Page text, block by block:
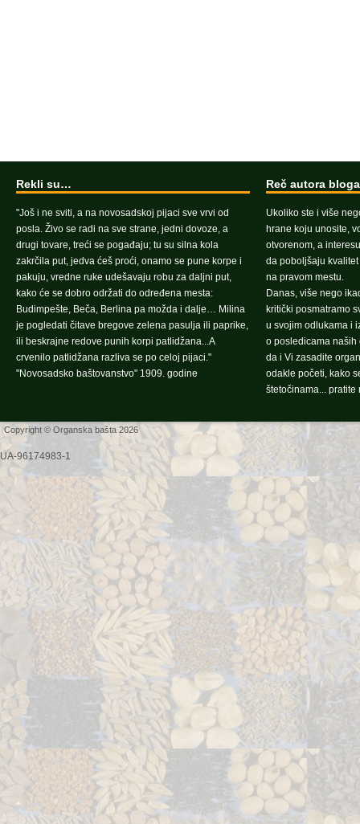
Rekli su…
"Još i ne sviti, a na novosadskoj pijaci sve vrvi od
posla. Živo se radi na sve strane, jedni dovoze, a
drugi tovare, treći se pogađaju; tu su silna kola
zakrčila put, jedva ćeš proći, onamo se pune korpe i
pakuju, vredne ruke udešavaju robu za daljni put,
kako će se dobro održati do određena mesta:
Budimpešte, Beča, Berlina pa možda i dalje… Milina
je pogledati čitave bregove zelena pasulja ili paprike,
ili beskrajne redove punih korpi patlidžana...A
crvenilo patlidžana razliva se po celoj pijaci."
"Novosadsko baštovanstvo" 1909. godine
Reč autora
Ukoliko ste i više
hrane koju unosite,
otvorenom, a
da poboljšaju
na pravom mestu.
Danas, više nego
kritički posmatramo
u svojim odlukama i
o posledicama naših
da i Vi zasadite
odakle početi, kako
štetočinama... pratite
Copyright © Organska bašta 2026
UA-96174983-1